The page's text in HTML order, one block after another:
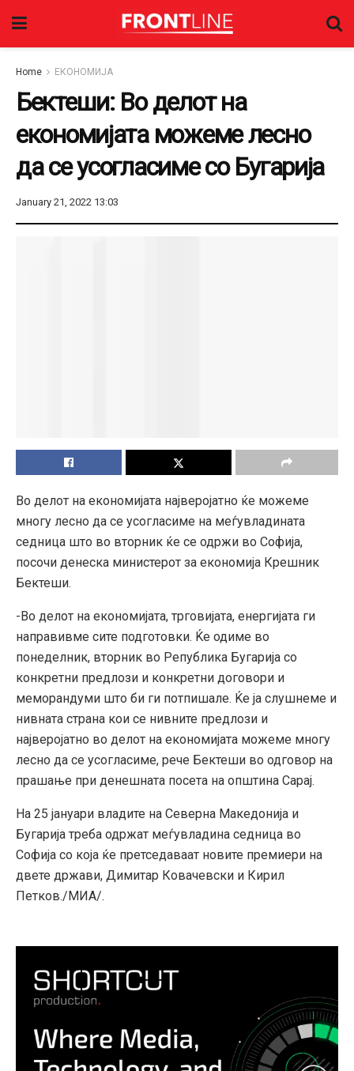
Home ЕКОНОМИЈА
Бектеши: Во делот на
економијата можеме лесно
да се усогласиме со Бугарија
January 21, 2022 13:03
Во делот на економијата најверојатно ќе можеме
многу лесно да се усогласиме на меѓувладината
седница што во вторник ќе се одржи во Софија,
посочи денеска министерот за економија Крешник
Бектеши.
-Во делот на економијата, трговијата, енергијата ги
направивме сите подготовки. Ќе одиме во
понеделник, вторник во Република Бугарија со
конкретни предлози и конкретни договори и
меморандуми што би ги потпишале. Ќе ја слушнеме и
нивната страна кои се нивните предлози и
најверојатно во делот на економијата можеме многу
лесно да се усогласиме, рече Бектеши во одговор на
прашање при денешната посета на општина Сарај.
На 25 јануари владите на Северна Македонија и
Бугарија треба одржат меѓувладина седница во
Софија со која ќе претседаваат новите премиери на
двете држави, Димитар Ковачевски и Кирил
Петков./MИА/.